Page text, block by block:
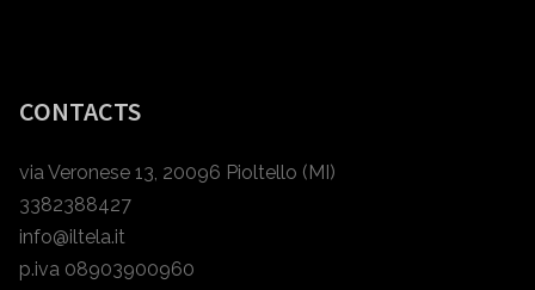
CONTACTS
via Veronese 13, 20096 Pioltello (MI)
3382388427
info@iltela.it
p.iva 08903900960